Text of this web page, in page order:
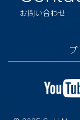
お問い合わせ